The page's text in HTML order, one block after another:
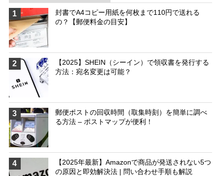
1
封書でA4コピー用紙を何枚まで110円で送れる
の？【郵便料金の目安】
2
【2025】SHEIN（シーイン）で領収書を発行する
方法：宛名変更は可能？
3
郵便ポストの回収時間（取集時刻）を簡単に調べ
る方法 – ポストマップが便利！
4
【2025年最新】Amazonで商品が発送されない5つ
の原因と即効解決法 | 問い合わせ手順も解説